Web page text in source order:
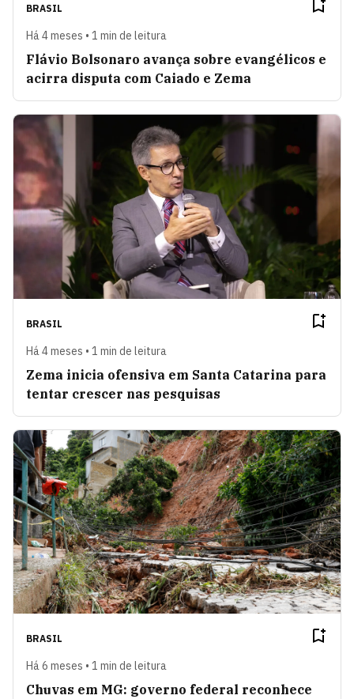
BRASIL
Há 4 meses • 1 min de leitura
Flávio Bolsonaro avança sobre evangélicos e
acirra disputa com Caiado e Zema
BRASIL
Há 4 meses • 1 min de leitura
Zema inicia ofensiva em Santa Catarina para
tentar crescer nas pesquisas
BRASIL
Há 6 meses • 1 min de leitura
Chuvas em MG: governo federal reconhece